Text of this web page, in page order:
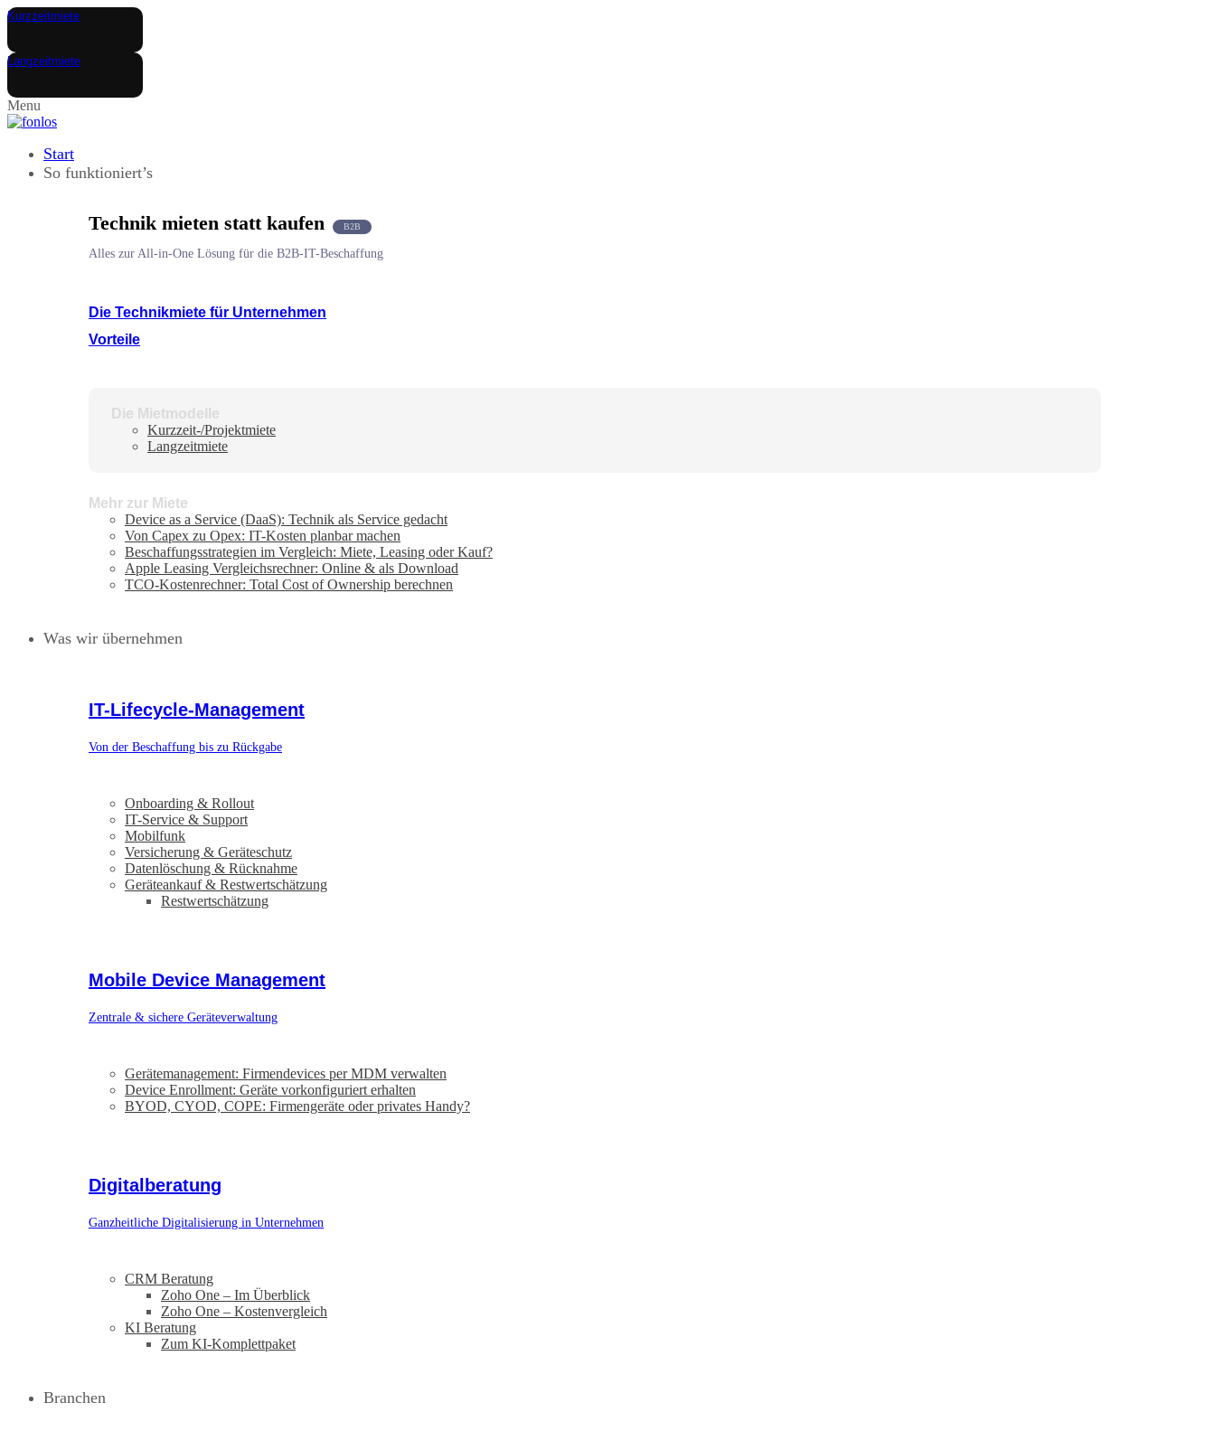
Kurzzeitmiete
Langzeitmiete
Menu
Start
So funktioniert’s
Technik mieten statt kaufen B2B
Alles zur All-in-One Lösung für die B2B-IT-Beschaffung
Die Technikmiete für Unternehmen
Vorteile
Die Mietmodelle
Kurzzeit-/Projektmiete
Langzeitmiete
Mehr zur Miete
Device as a Service (DaaS): Technik als Service gedacht
Von Capex zu Opex: IT-Kosten planbar machen
Beschaffungsstrategien im Vergleich: Miete, Leasing oder Kauf?
Apple Leasing Vergleichsrechner: Online & als Download
TCO-Kostenrechner: Total Cost of Ownership berechnen
Was wir übernehmen
IT-Lifecycle-Management
Von der Beschaffung bis zu Rückgabe
Onboarding & Rollout
IT-Service & Support
Mobilfunk
Versicherung & Geräteschutz
Datenlöschung & Rücknahme
Geräteankauf & Restwertschätzung
Restwertschätzung
Mobile Device Management
Zentrale & sichere Geräteverwaltung
Gerätemanagement: Firmendevices per MDM verwalten
Device Enrollment: Geräte vorkonfiguriert erhalten
BYOD, CYOD, COPE: Firmengeräte oder privates Handy?
Digitalberatung
Ganzheitliche Digitalisierung in Unternehmen
CRM Beratung
Zoho One – Im Überblick
Zoho One – Kostenvergleich
KI Beratung
Zum KI-Komplettpaket
Branchen